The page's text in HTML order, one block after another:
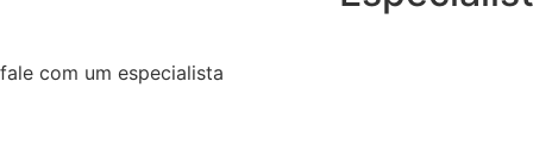
fale com um especialista